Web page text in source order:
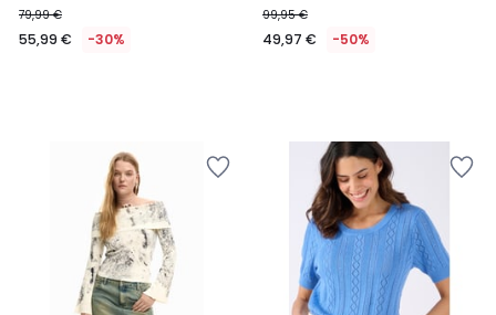
€
au
appliquée.
79,99 €
55,99 € -30%
99,95 €
49,97 € -50%